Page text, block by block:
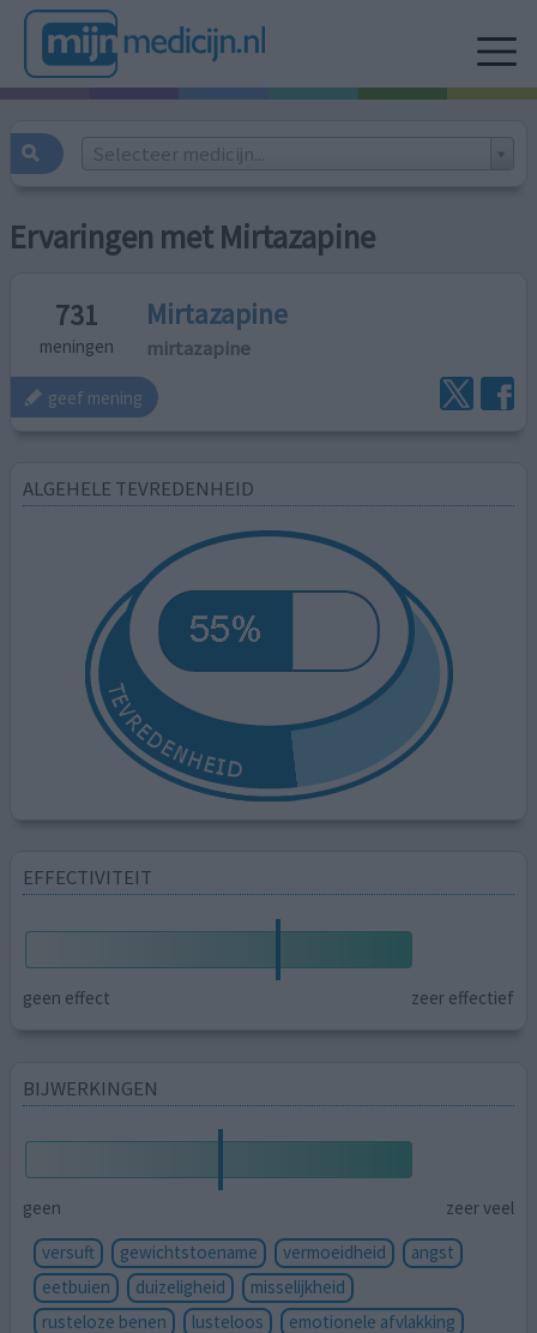
Selecteer medicijn...
Ervaringen met Mirtazapine
731
meningen
Mirtazapine
mirtazapine
geef mening
ALGEHELE TEVREDENHEID
EFFECTIVITEIT
geen effect zeer effectief
BIJWERKINGEN
geen
zeer veel
versuft
gewichtstoename vermoeidheid
angst
eetbuien
duizeligheid
misselijkheid
rusteloze benen
lusteloos emotionele afvlakking